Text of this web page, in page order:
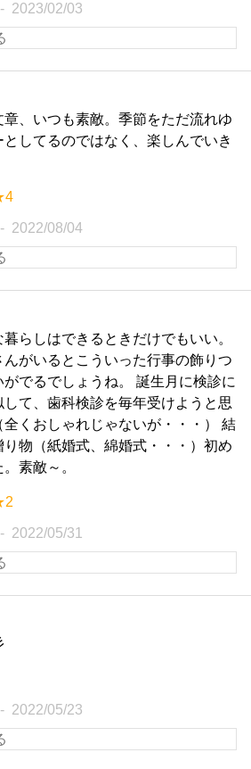
2023/02/03
章、いつも素敵。季節をただ流れゆ
としてるのではなく、楽しんでいき
2022/08/04
らしはできるときだけでもいい。
がいるとこういった行事の飾りつ
がでるでしょうね。 誕生月に検診に
て、歯科検診を毎年受けようと思
全くおしゃれじゃないが・・・） 結
物（紙婚式、綿婚式・・・）初め
素敵～。
2022/05/31
2022/05/23